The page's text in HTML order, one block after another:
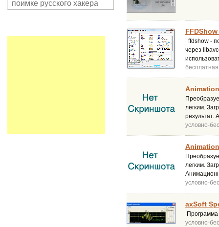
ffdshow -
через
бесплатная
легким.
результат.
условно-
легким.
условно-
axSoft
условно-
поимке русского хакера